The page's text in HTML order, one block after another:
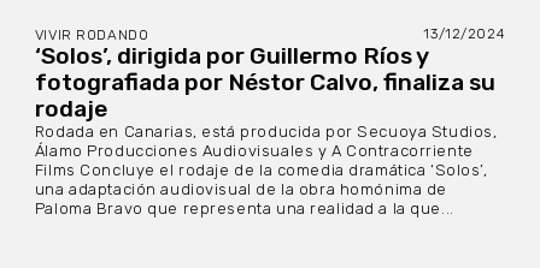
VIVIR RODANDO 13/12/2024
‘Solos’, dirigida por Guillermo Ríos y
fotografiada por Néstor Calvo, finaliza su
rodaje
Rodada en Canarias, está producida por Secuoya Studios,
Álamo Producciones Audiovisuales y A Contracorriente
Films Concluye el rodaje de la comedia dramática ‘Solos’,
una adaptación audiovisual de la obra homónima de
Paloma Bravo que representa una realidad a la que...